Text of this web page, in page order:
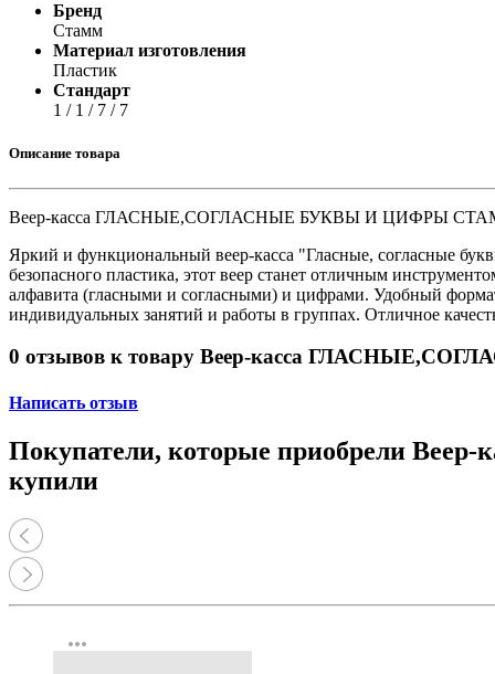
Бренд
Стамм
Материал изготовления
Пластик
Стандарт
1 / 1 / 7 / 7
Описание товара
Веер-касса ГЛАСНЫЕ,СОГЛАСНЫЕ БУКВЫ И ЦИФРЫ
Яркий и функциональный веер-касса "Гласные, согласные
безопасного пластика, этот веер станет отличным
алфавита (гласными и согласными) и цифрами. Удобный
индивидуальных занятий и работы в группах. Отличное
0 отзывов к товару Веер-касса
Написать отзыв
Покупатели, которые приобрели
купили
more_horiz